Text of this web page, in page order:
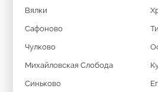
Вялки
Сафоново
Чулково
Михайловская Слобода
Синьково
Когда объём строительного или
идеальное решение для